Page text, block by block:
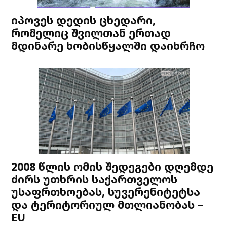
იპოვეს დედის ცხედარი,
რომელიც შვილთან ერთად
მდინარე ხობისწყალში დაიხრჩო
2008 წლის ომის შედეგები დღემდე
ძირს უთხრის საქართველოს
უსაფრთხოებას, სუვერენიტეტსა
და ტერიტორიულ მთლიანობას –
EU